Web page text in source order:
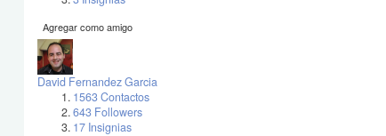
Agregar como amigo
David Fernandez Garcia
1563 Contactos
643 Followers
17 Insignias